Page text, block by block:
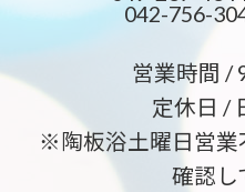
042-756-3040
営業時間 /
定休日 /
※陶板浴土曜日営
確認し